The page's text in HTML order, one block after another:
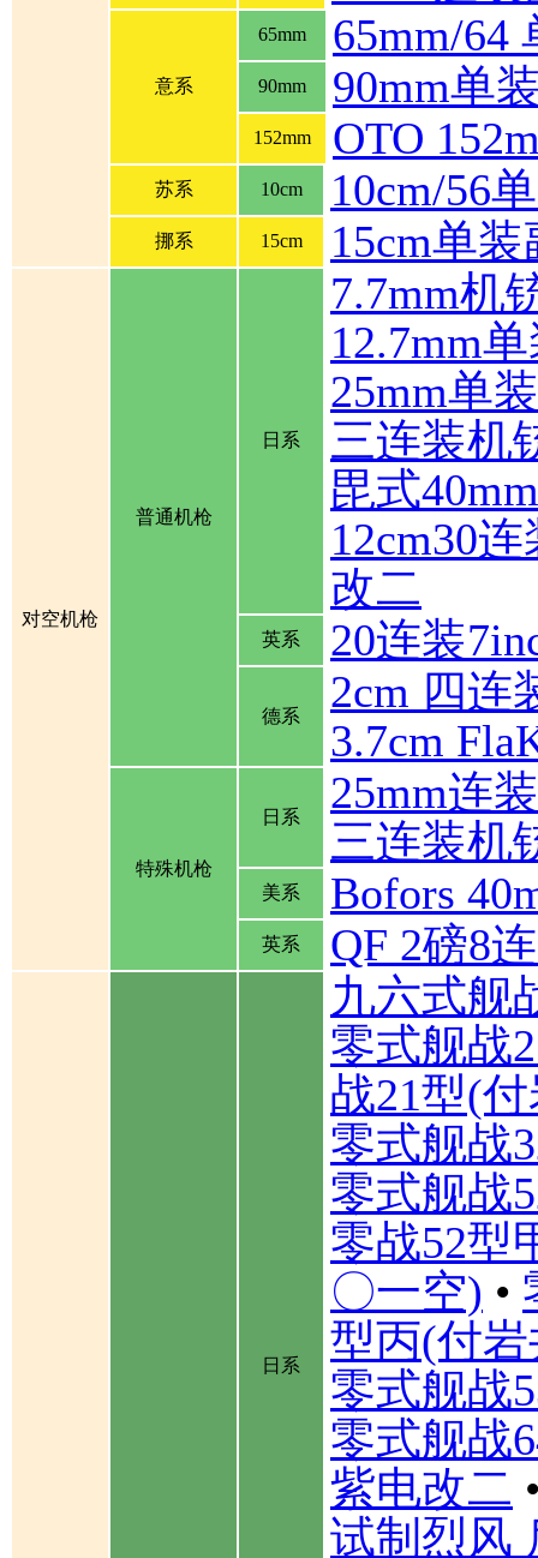
意系
65mm 65mm/64
90mm 90mm单
152mm OTO
苏系 10cm 10cm/56
挪系 15cm 15cm单
对空机枪
普通机枪
日系
7.7mm机
12.7mm
25mm单
三连装机
毘式
12cm30
改二
英系 20连装
德系
2cm 四连
3.7cm
特殊机枪
日系
25mm连
三连装机
美系 Bofors
英系 QF 2磅8
日系
九六式舰
零式舰战
战21型(
零式舰战
零式舰战
零战52型
〇一空) •
型丙(付
零式舰战
零式舰战
紫电改二
试制烈风